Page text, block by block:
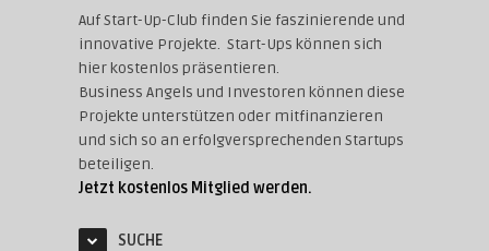
Auf Start-Up-Club finden Sie faszinierende und
innovative Projekte. Start-Ups können sich
hier kostenlos präsentieren.
Business Angels und Investoren können diese
Projekte unterstützen oder mitfinanzieren
und sich so an erfolgversprechenden Startups
beteiligen.
Jetzt kostenlos Mitglied werden.
SUCHE